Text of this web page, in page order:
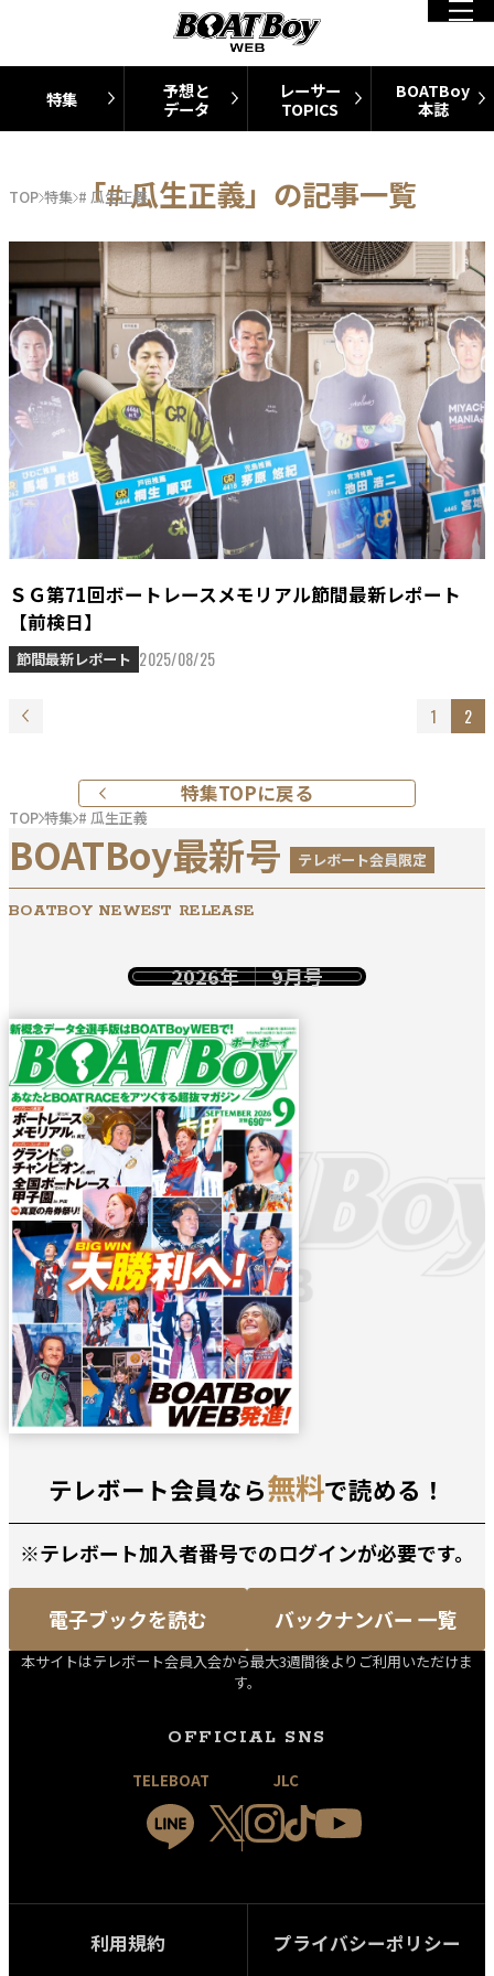
特集
予想と
データ
レーサー
TOPICS
BOATBoy
本誌
TOP 特集 # 瓜生正義
「# 瓜生正義」の記事一覧
ＳＧ第71回ボートレースメモリアル節間最新レポート
【前検日】
節間最新レポート 2025/08/25
1 2
特集TOPに戻る
TOP 特集 # 瓜生正義
BOATBoy最新号 テレボート会員限定
BOATBOY NEWEST RELEASE
2026年 9月号
テレボート会員なら無料で読める！
※テレボート加入者番号でのログインが必要です。
電子ブックを読む バックナンバー 一覧
本サイトはテレボート会員入会から最大3週間後よりご利用いただけま
す。
OFFICIAL SNS
TELEBOAT JLC
利用規約 プライバシーポリシー